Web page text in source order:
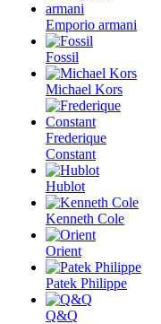
Emporio armani
Fossil
Michael Kors
Frederique
Constant
Hublot
Kenneth Cole
Orient
Patek Philippe
Q&Q